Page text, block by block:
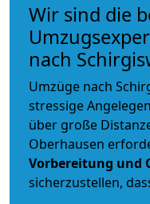
Wir sind die
nach
Umzüge nach
stressige
über große
Oberhausen
Vorbereitung und
sicherzustellen,